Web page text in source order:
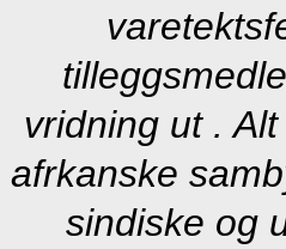
vridning ut .
afrkanske
sindiske og